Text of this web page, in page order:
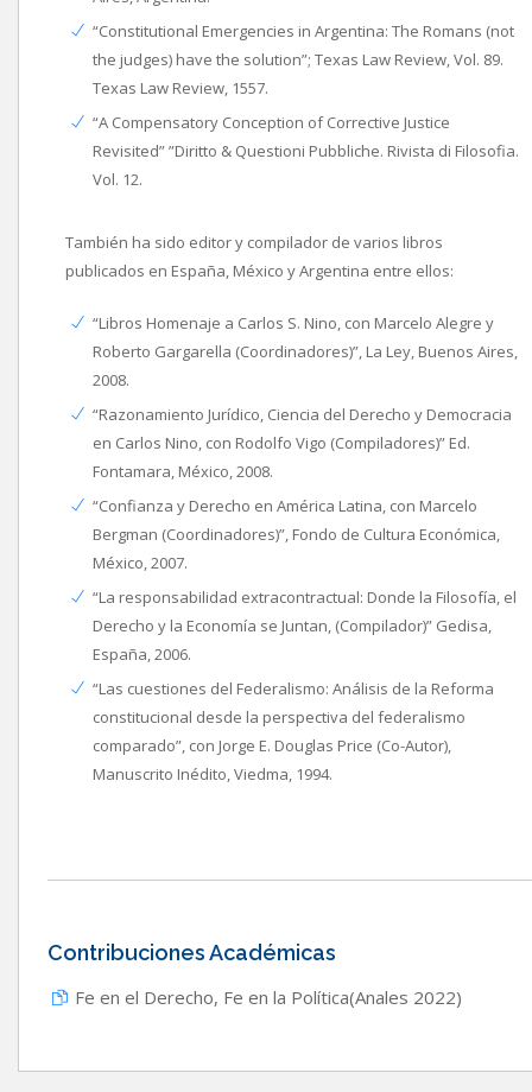
“Constitutional Emergencies in Argentina: The Romans (not
the judges) have the solution”; Texas Law Review, Vol. 89.
Texas Law Review, 1557.
“A Compensatory Conception of Corrective Justice
Revisited” ”Diritto & Questioni Pubbliche. Rivista di Filosofia.
Vol. 12.
También ha sido editor y compilador de varios libros
publicados en España, México y Argentina entre ellos:
“Libros Homenaje a Carlos S. Nino, con Marcelo Alegre y
Roberto Gargarella (Coordinadores)”, La Ley, Buenos Aires,
2008.
“Razonamiento Jurídico, Ciencia del Derecho y Democracia
en Carlos Nino, con Rodolfo Vigo (Compiladores)” Ed.
Fontamara, México, 2008.
“Confianza y Derecho en América Latina, con Marcelo
Bergman (Coordinadores)”, Fondo de Cultura Económica,
México, 2007.
“La responsabilidad extracontractual: Donde la Filosofía, el
Derecho y la Economía se Juntan, (Compilador)” Gedisa,
España, 2006.
“Las cuestiones del Federalismo: Análisis de la Reforma
constitucional desde la perspectiva del federalismo
comparado”, con Jorge E. Douglas Price (Co-Autor),
Manuscrito Inédito, Viedma, 1994.
Contribuciones Académicas
Fe en el Derecho, Fe en la Política(Anales 2022)